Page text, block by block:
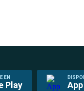
EN
Play